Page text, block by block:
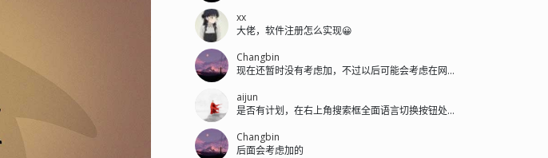
xx
大佬，软件注册怎么实现😀
Changbin
现在还暂时没有考虑加，不过以后可能会考虑在网站右下方或搜索框左侧加。
aijun
是否有计划，在右上角搜索框全面语言切换按钮处，新增一个浅色/深色的切换按钮。
Changbin
后面会考虑加的